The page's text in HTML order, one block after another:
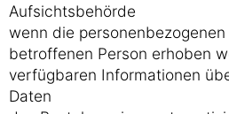
Aufsichtsbehörde
wenn die
betroffenen Person erhoben
verfügbaren Informationen
Daten